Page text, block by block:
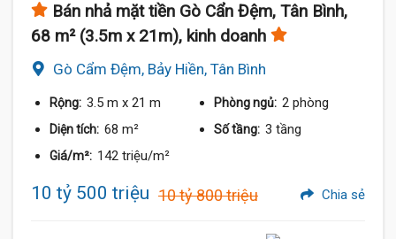
Bán nhả mặt tiền Gò Cẩn Đệm, Tân Bình,
68 m² (3.5m x 21m), kinh doanh
Gò Cẩm Đệm, Bảy Hiền, Tân Bình
Rộng: 3.5 m x 21 m Phòng ngủ: 2 phòng
Diện tích: 68 m² Số tầng: 3 tầng
Giá/m²: 142 triệu/m²
10 tỷ 500 triệu 10 tỷ 800 triệu Chia sẻ